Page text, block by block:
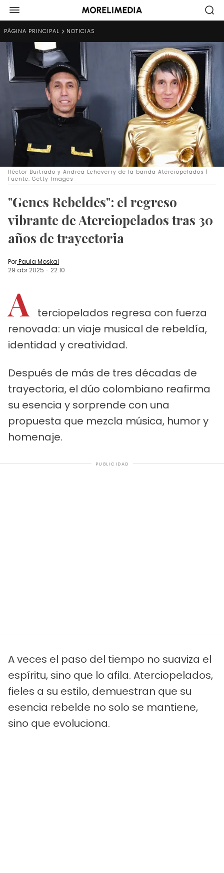
PÁGINA PRINCIPAL NOTICIAS
Héctor Buitrado y Andrea Echeverry de la banda Aterciopelados |
Fuente: Getty Images
"Genes Rebeldes": el regreso
vibrante de Aterciopelados tras 30
años de trayectoria
PorPaula Moskal
29 abr 2025 - 22:10
A
terciopelados regresa con fuerza
renovada: un viaje musical de rebeldía,
identidad y creatividad.
Después de más de tres décadas de
trayectoria, el dúo colombiano reafirma
su esencia y sorprende con una
propuesta que mezcla música, humor y
homenaje.
PUBLICIDAD
A veces el paso del tiempo no suaviza el
espíritu, sino que lo afila. Aterciopelados,
fieles a su estilo, demuestran que su
esencia rebelde no solo se mantiene,
sino que evoluciona.